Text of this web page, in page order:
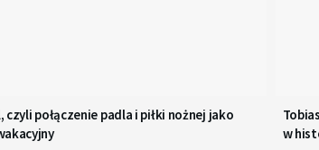
czyli połączenie padla i piłki nożnej jako
w